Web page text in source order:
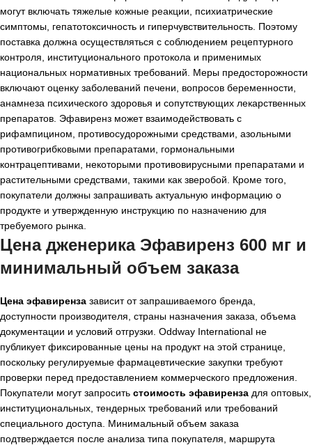
могут включать тяжелые кожные реакции, психиатрические
симптомы, гепатотоксичность и гиперчувствительность. Поэтому
поставка должна осуществляться с соблюдением рецептурного
контроля, институционального протокола и применимых
национальных нормативных требований. Меры предосторожности
включают оценку заболеваний печени, вопросов беременности,
анамнеза психического здоровья и сопутствующих лекарственных
препаратов. Эфавиренз может взаимодействовать с
рифампицином, противосудорожными средствами, азольными
противогрибковыми препаратами, гормональными
контрацептивами, некоторыми противовирусными препаратами и
растительными средствами, такими как зверобой. Кроме того,
покупатели должны запрашивать актуальную информацию о
продукте и утвержденную инструкцию по назначению для
требуемого рынка.
Цена дженерика Эфавиренз 600 мг и
минимальный объем заказа
Цена эфавиренза зависит от запрашиваемого бренда,
доступности производителя, страны назначения заказа, объема
документации и условий отгрузки. Oddway International не
публикует фиксированные цены на продукт на этой странице,
поскольку регулируемые фармацевтические закупки требуют
проверки перед предоставлением коммерческого предложения.
Покупатели могут запросить стоимость эфавиренза для оптовых,
институциональных, тендерных требований или требований
специального доступа. Минимальный объем заказа
подтверждается после анализа типа покупателя, маршрута